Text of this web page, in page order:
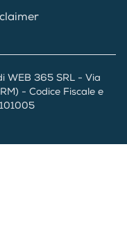
WEB 365 SRL - Via
- Codice Fiscale e